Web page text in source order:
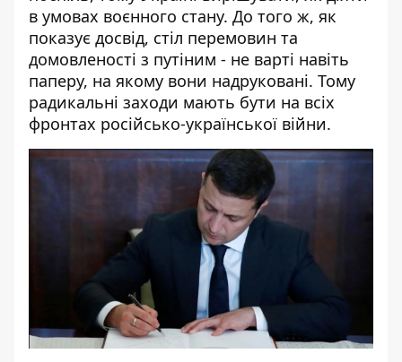
в умовах воєнного стану. До того ж, як
показує досвід, стіл перемовин та
домовленості з путіним - не варті навіть
паперу, на якому вони надруковані. Тому
радикальні заходи мають бути на всіх
фронтах російсько-української війни.